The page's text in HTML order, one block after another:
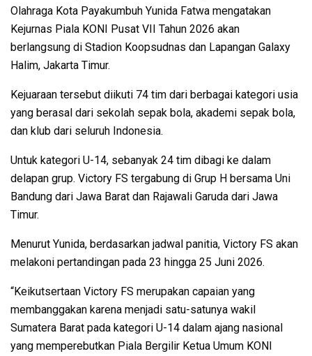
Olahraga Kota Payakumbuh Yunida Fatwa mengatakan
Kejurnas Piala KONI Pusat VII Tahun 2026 akan
berlangsung di Stadion Koopsudnas dan Lapangan Galaxy
Halim, Jakarta Timur.
Kejuaraan tersebut diikuti 74 tim dari berbagai kategori usia
yang berasal dari sekolah sepak bola, akademi sepak bola,
dan klub dari seluruh Indonesia.
Untuk kategori U-14, sebanyak 24 tim dibagi ke dalam
delapan grup. Victory FS tergabung di Grup H bersama Uni
Bandung dari Jawa Barat dan Rajawali Garuda dari Jawa
Timur.
Menurut Yunida, berdasarkan jadwal panitia, Victory FS akan
melakoni pertandingan pada 23 hingga 25 Juni 2026.
“Keikutsertaan Victory FS merupakan capaian yang
membanggakan karena menjadi satu-satunya wakil
Sumatera Barat pada kategori U-14 dalam ajang nasional
yang memperebutkan Piala Bergilir Ketua Umum KONI